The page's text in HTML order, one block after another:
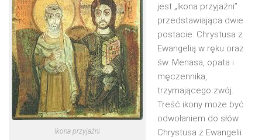
Ikona przyjaźni
jest „Ikona przyjaźni”
przedstawiająca dwie
postacie: Chrystusa z
Ewangelią w ręku oraz
św. Menasa, opata i
męczennika,
trzymającego zwój.
Treść ikony może być
odwołaniem do słów
Chrystusa z Ewangelii